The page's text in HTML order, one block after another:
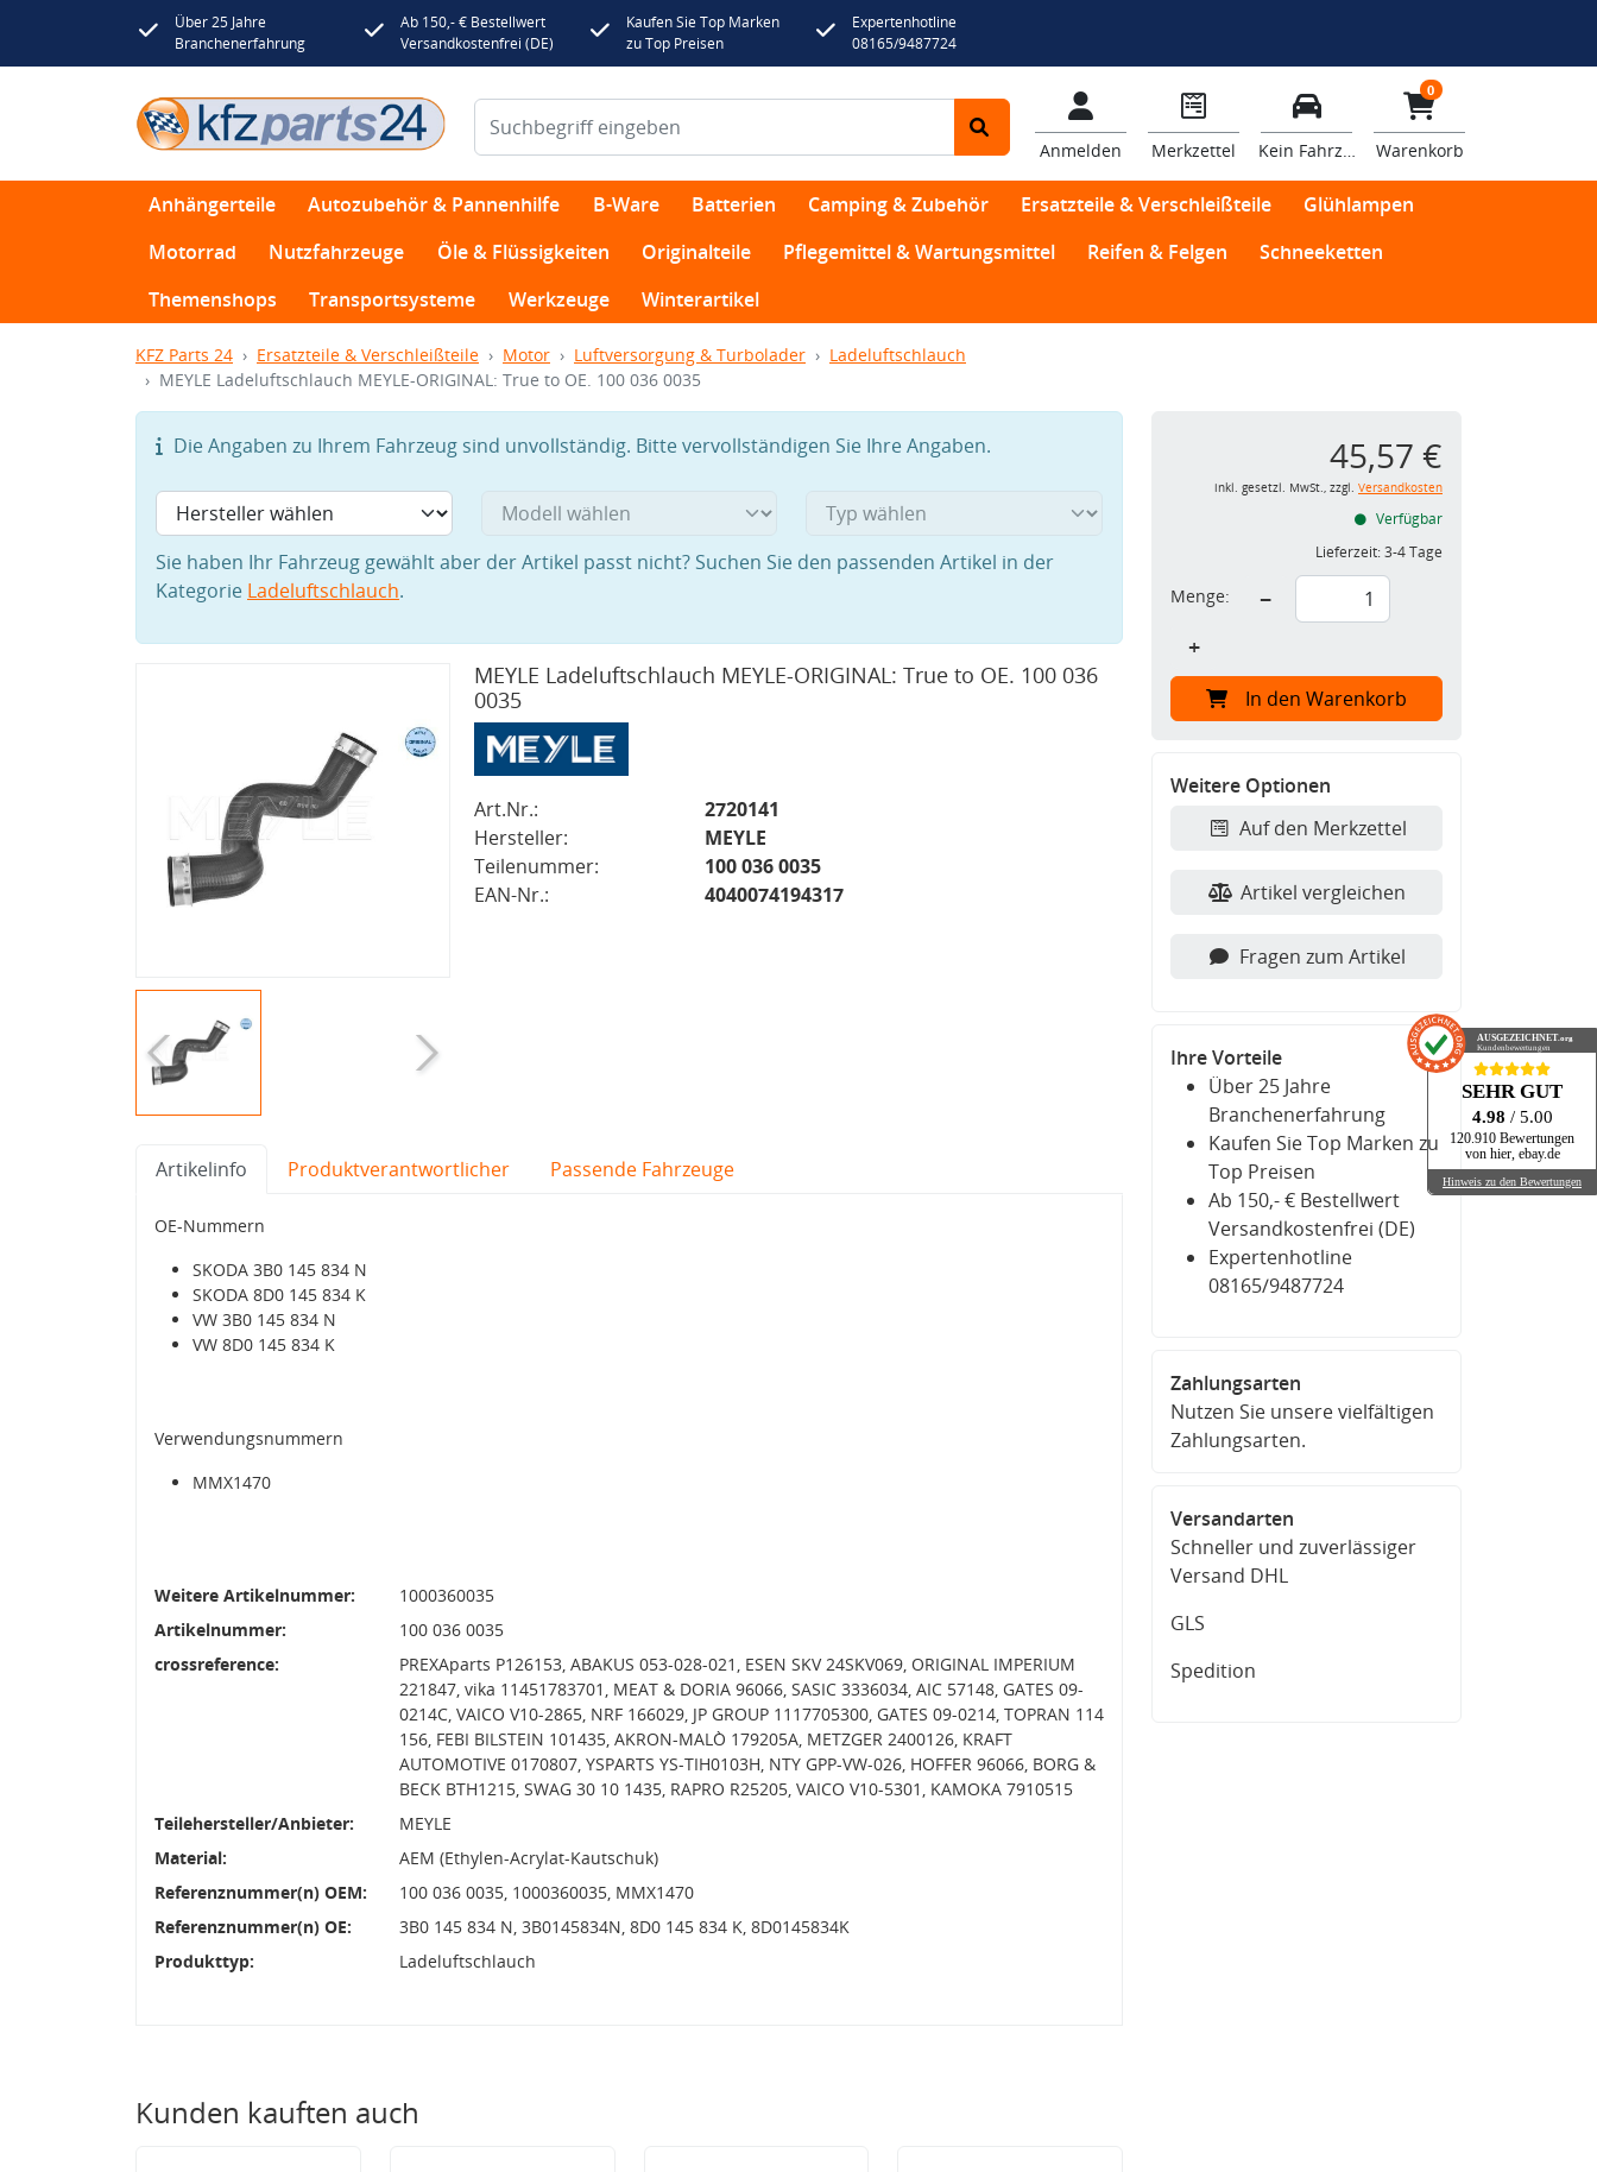
Über 25 Jahre
Branchenerfahrung
Ab 150,- € Bestellwert
Versandkostenfrei (DE)
Kaufen Sie Top Marken
zu Top Preisen
Expertenhotline
08165/9487724
Anmelden Merkzettel Kein Fahrzeug
0
Warenkorb
Anhängerteile Autozubehör & Pannenhilfe B-Ware Batterien Camping & Zubehör Ersatzteile & Verschleißteile
Glühlampen
Motorrad
Nutzfahrzeuge Öle & Flüssigkeiten Originalteile Pflegemittel & Wartungsmittel Reifen & Felgen
Schneeketten
Themenshops
Transportsysteme Werkzeuge Winterartikel
KFZ Parts 24 Ersatzteile & Verschleißteile Motor Luftversorgung & Turbolader
Ladeluftschlauch
MEYLE Ladeluftschlauch MEYLE-ORIGINAL: True to OE. 100 036 0035
Die Angaben zu Ihrem Fahrzeug sind unvollständig. Bitte vervollständigen Sie Ihre Angaben.
Sie haben Ihr Fahrzeug gewählt aber der Artikel passt nicht? Suchen Sie den passenden Artikel in der
Kategorie Ladeluftschlauch.
MEYLE Ladeluftschlauch MEYLE-ORIGINAL: True to OE. 100 036
0035
Art.Nr.:
2720141
Hersteller:
MEYLE
Teilenummer:
100 036 0035
EAN-Nr.:
4040074194317
Artikelinfo Produktverantwortlicher Passende Fahrzeuge
OE-Nummern
SKODA 3B0 145 834 N
SKODA 8D0 145 834 K
VW 3B0 145 834 N
VW 8D0 145 834 K
Verwendungsnummern
MMX1470
Weitere Artikelnummer:
1000360035
Artikelnummer:
100 036 0035
crossreference:
PREXAparts P126153, ABAKUS 053-028-021, ESEN SKV 24SKV069, ORIGINAL IMPERIUM
221847, vika 11451783701, MEAT & DORIA 96066, SASIC 3336034, AIC 57148, GATES 09-
0214C, VAICO V10-2865, NRF 166029, JP GROUP 1117705300, GATES 09-0214, TOPRAN 114
156, FEBI BILSTEIN 101435, AKRON-MALÒ 179205A, METZGER 2400126, KRAFT
AUTOMOTIVE 0170807, YSPARTS YS-TIH0103H, NTY GPP-VW-026, HOFFER 96066, BORG &
BECK BTH1215, SWAG 30 10 1435, RAPRO R25205, VAICO V10-5301, KAMOKA 7910515
Teilehersteller/Anbieter:
MEYLE
Material:
AEM (Ethylen-Acrylat-Kautschuk)
Referenznummer(n) OEM:
100 036 0035, 1000360035, MMX1470
Referenznummer(n) OE:
3B0 145 834 N, 3B0145834N, 8D0 145 834 K, 8D0145834K
Produkttyp:
Ladeluftschlauch
Kunden kauften auch
45,57 €
inkl. gesetzl. MwSt., zzgl. Versandkosten
Verfügbar
Lieferzeit:3-4 Tage
Menge:
−
+
In den Warenkorb
Weitere Optionen
Auf den Merkzettel
Artikel vergleichen
Fragen zum Artikel
Ihre Vorteile
Über 25 Jahre
Branchenerfahrung
Kaufen Sie Top Marken zu
Top Preisen
Ab 150,- € Bestellwert
Versandkostenfrei (DE)
Expertenhotline
08165/9487724
Zahlungsarten
Nutzen Sie unsere vielfältigen
Zahlungsarten.
Versandarten
Schneller und zuverlässiger
Versand DHL
GLS
Spedition
AUSGEZEICHNET.org
Kundenbewertungen
SEHR GUT
4.98 / 5.00
120.910 Bewertungen
von hier, ebay.de
Hinweis zu den Bewertungen